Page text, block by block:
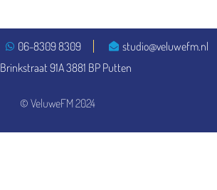
© VeluweFM 2024
06-8309 8309
studio@veluwefm.nl
Brinkstraat 91A 3881 BP Putten